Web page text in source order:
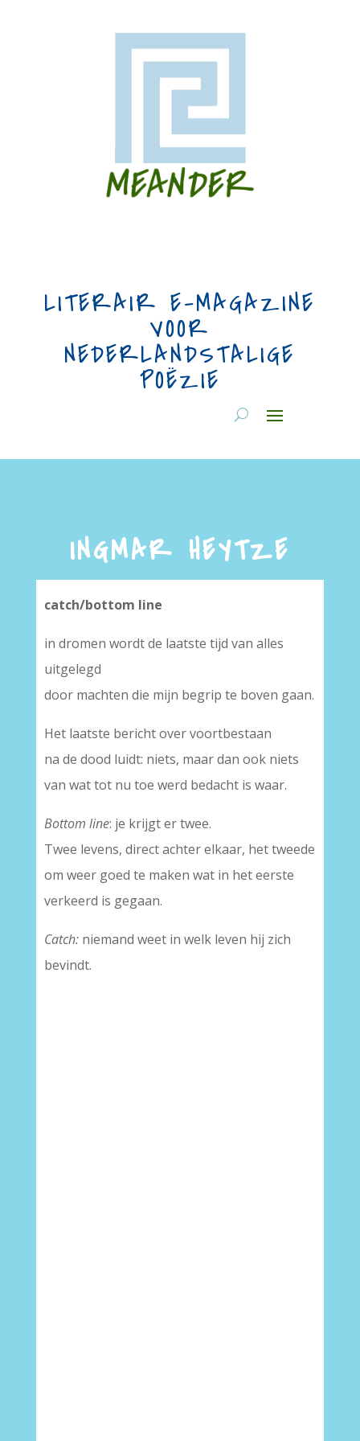
LITERAIR E-MAGAZINE
VOOR
NEDERLANDSTALIGE
POËZIE
INGMAR HEYTZE
catch/bottom line
in dromen wordt de laatste tijd van alles
uitgelegd
door machten die mijn begrip te boven gaan.
Het laatste bericht over voortbestaan
na de dood luidt: niets, maar dan ook niets
van wat tot nu toe werd bedacht is waar.
Bottom line: je krijgt er twee.
Twee levens, direct achter elkaar, het tweede
om weer goed te maken wat in het eerste
verkeerd is gegaan.
Catch:niemand weet in welk leven hij zich
bevindt.